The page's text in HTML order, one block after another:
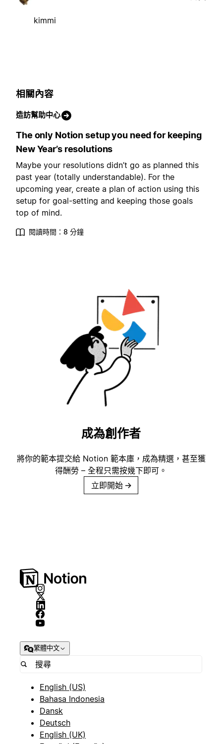
kimmi
相關內容
造訪幫助中心
The only Notion setup you need for keeping
New Year’s resolutions
Maybe your resolutions didn’t go as planned this
past year (totally understandable). For the
upcoming year, create a plan of action using this
setup for goal-setting and keeping those goals
top of mind.
閱讀時間：8 分鐘
成為創作者
將你的範本提交給 Notion 範本庫，成為精選，甚至獲
得酬勞 – 全程只需按幾下即可。
立即開始 →
繁體中文
English (US)
Bahasa Indonesia
Dansk
Deutsch
English (UK)